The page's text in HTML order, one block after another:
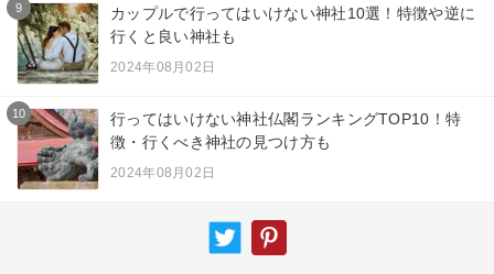
9
カップルで行ってはいけない神社10選！特徴や逆に
行くと良い神社も
2024年08月02日
10
行ってはいけない神社仏閣ランキングTOP10！特
徴・行くべき神社の見つけ方も
2024年08月02日